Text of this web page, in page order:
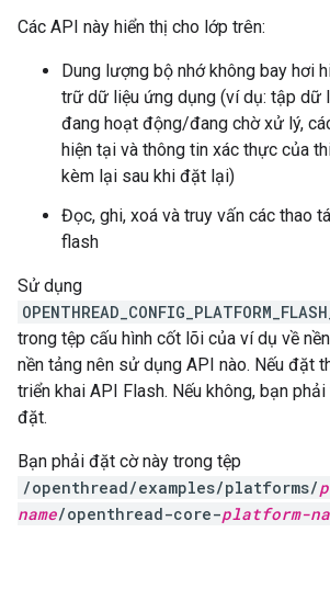
Các API này hiển thị cho lớp trên:
Dung lượng bộ nhớ không bay hơi
trữ dữ liệu ứng dụng (ví dụ: tập dữ
đang hoạt động/đang chờ xử lý,
hiện tại và thông tin xác thực của
kèm lại sau khi đặt lại)
Đọc, ghi, xoá và truy vấn các thao
flash
Sử dụng
trong tệp cấu hình cốt lõi của ví dụ về
nền tảng nên sử dụng API nào. Nếu đặt
triển khai API Flash. Nếu không, bạn
đặt.
Bạn phải đặt cờ này trong tệp
/openthread/examples/platforms/
name/openthread-core-platform-